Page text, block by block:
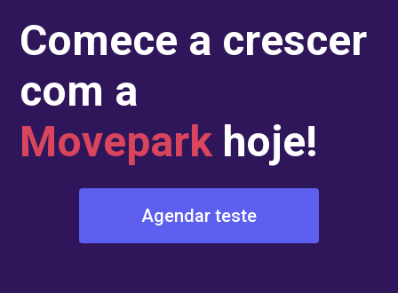
Comece a crescer
com a
Moveparkhoje!
Agendar teste